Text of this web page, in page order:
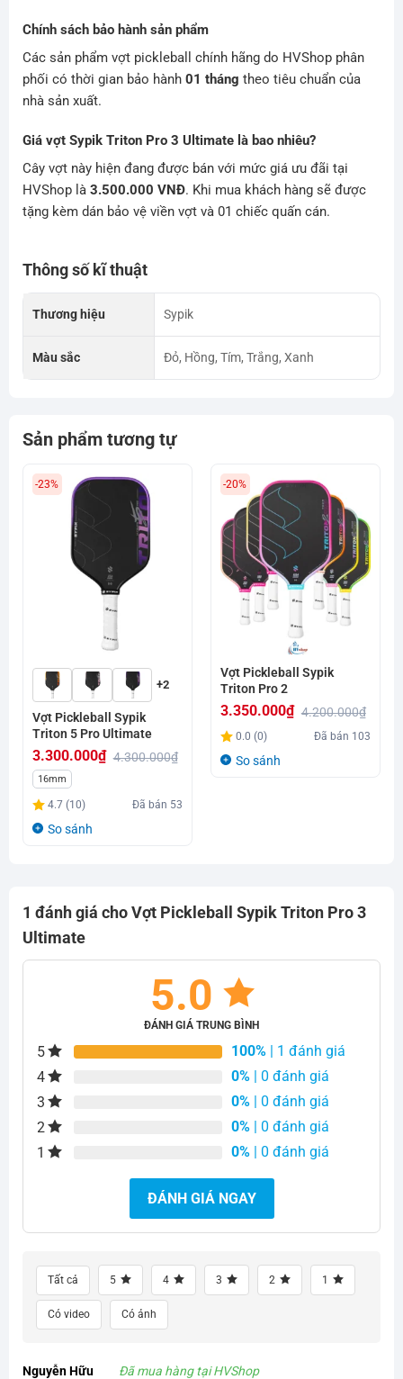
Chính sách bảo hành sản phẩm
Các sản phẩm vợt pickleball chính hãng do HVShop phân
phối có thời gian bảo hành01 tháng theo tiêu chuẩn của
nhà sản xuất.
Giá vợt Sypik Triton Pro 3 Ultimate là bao nhiêu?
Cây vợt này hiện đang được bán với mức giá ưu đãi tại
HVShop là 3.500.000 VNĐ. Khi mua khách hàng sẽ được
tặng kèm dán bảo vệ viền vợt và 01 chiếc quấn cán.
Thông số kĩ thuật
Thương hiệu Sypik
Màu sắc Đỏ, Hồng, Tím, Trắng, Xanh
Sản phẩm tương tự
-23%
+2
Vợt Pickleball Sypik
Triton 5 Pro Ultimate
4.300.000₫
Giá
gốc
là:
3.300.000₫
Giá
hiện
tại
16mm
4.7 (10) Đã bán 53
So sánh
-20%
Vợt Pickleball Sypik
Triton Pro 2
4.200.000₫
Giá
gốc
3.350.000₫
Giá
hiện
0.0 (0) Đã bán 103
So sánh
1 đánh giá choVợt Pickleball Sypik Triton Pro 3
Ultimate
5.0
ĐÁNH GIÁ TRUNG BÌNH
5 100% | 1 đánh giá
4
0% | 0 đánh giá
3
0% | 0 đánh giá
2
0% | 0 đánh giá
1
0% | 0 đánh giá
ĐÁNH GIÁ NGAY
Tất cả 5 4 3 2 1
Có video Có ảnh
Nguyễn Hữu Đã mua hàng tại HVShop